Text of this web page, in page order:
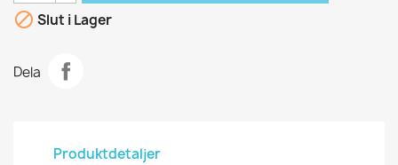
 Slut i Lager
Dela
Produktdetaljer